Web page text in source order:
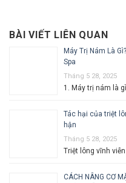
BÀI VIẾT LIÊN QUAN
Máy Trị Nám Là
Spa
Tháng 5 28, 2025
1. Máy trị nám là
Tác hại của triệt
hận
Tháng 5 28, 2025
Triệt lông vĩnh
CÁCH NÂNG CƠ